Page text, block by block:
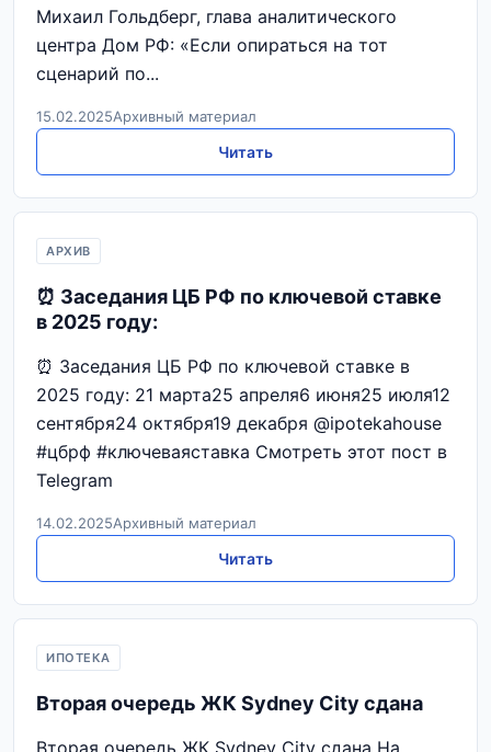
Михаил Гольдберг, глава аналитического
центра Дом РФ: «Если опираться на тот
сценарий по...
15.02.2025Архивный материал
Читать
АРХИВ
⏰ Заседания ЦБ РФ по ключевой ставке
в 2025 году:
⏰ Заседания ЦБ РФ по ключевой ставке в
2025 году: 21 марта25 апреля6 июня25 июля12
сентября24 октября19 декабря @ipotekahouse
#цбрф #ключеваяставка Смотреть этот пост в
Telegram
14.02.2025Архивный материал
Читать
ИПОТЕКА
Вторая очередь ЖК Sydney City сдана
Вторая очередь ЖК Sydney City сдана На